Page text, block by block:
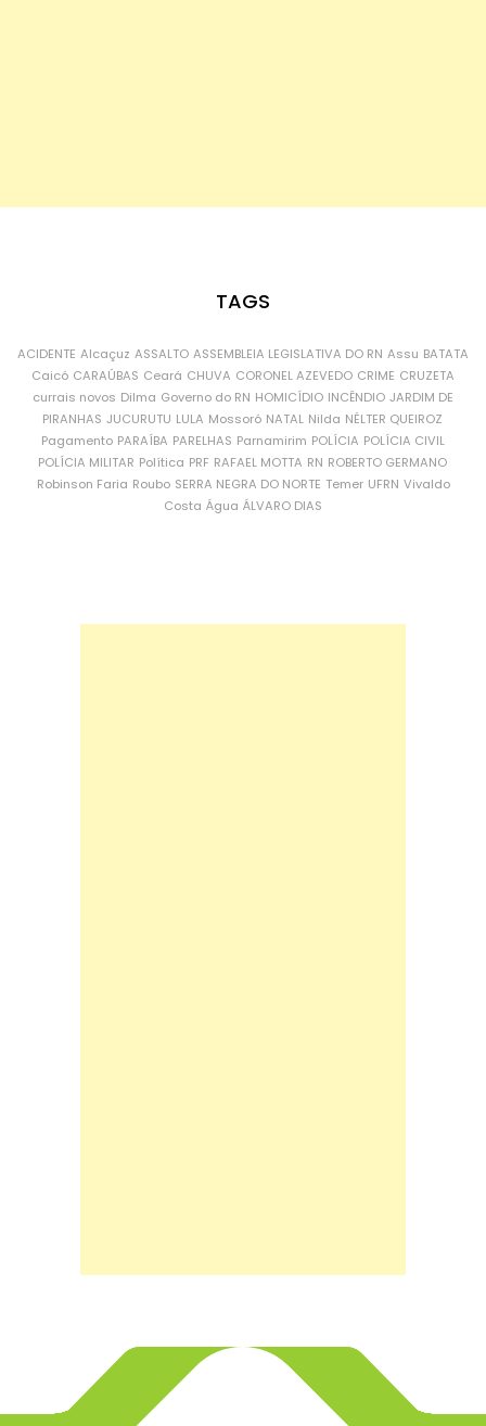
TAGS
ACIDENTE Alcaçuz ASSALTO ASSEMBLEIA LEGISLATIVA DO RN Assu BATATA
Caicó CARAÚBAS Ceará CHUVA CORONEL AZEVEDO CRIME CRUZETA
currais novos Dilma Governo do RN HOMICÍDIO INCÊNDIO JARDIM DE
PIRANHAS JUCURUTU LULA Mossoró NATAL Nilda NÉLTER QUEIROZ
Pagamento PARAÍBA PARELHAS Parnamirim POLÍCIA POLÍCIA CIVIL
POLÍCIA MILITAR Política PRF RAFAEL MOTTA RN ROBERTO GERMANO
Robinson Faria Roubo SERRA NEGRA DO NORTE Temer UFRN Vivaldo
Costa Água ÁLVARO DIAS